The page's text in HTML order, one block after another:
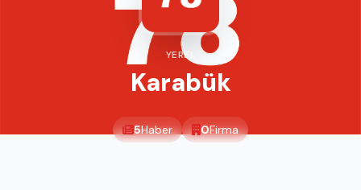
YEREL
Karabük
5Haber 0Firma